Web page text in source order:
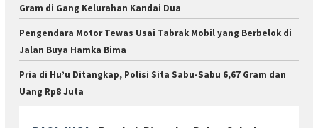
Gram di Gang Kelurahan Kandai Dua
Pengendara Motor Tewas Usai Tabrak Mobil yang Berbelok di
Jalan Buya Hamka Bima
Pria di Hu’u Ditangkap, Polisi Sita Sabu-Sabu 6,67 Gram dan
Uang Rp8 Juta